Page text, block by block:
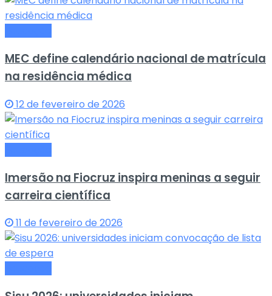
MEC define calendário nacional de matrícula
na residência médica
12 de fevereiro de 2026
Imersão na Fiocruz inspira meninas a seguir
carreira científica
11 de fevereiro de 2026